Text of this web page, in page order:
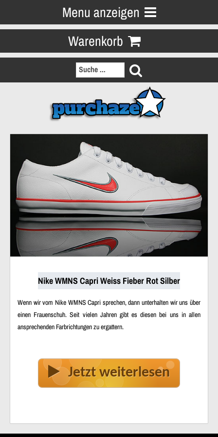
Menu anzeigen
Warenkorb
Nike WMNS Capri Weiss Fieber Rot Silber
Wenn wir vom Nike WMNS Capri sprechen, dann unterhalten wir uns über
einen Frauenschuh. Seit vielen Jahren gibt es diesen bei uns in allen
ansprechenden Farbrichtungen zu ergattern.
Jetzt weiterlesen